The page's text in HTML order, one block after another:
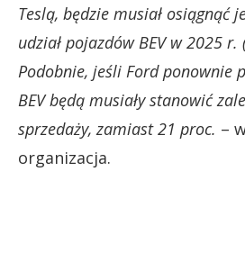
Teslą, będzie musiał osiągnąć
udział pojazdów BEV w 2025 r.
Podobnie, jeśli Ford ponownie
BEV będą musiały stanowić
sprzedaży, zamiast 21 proc. –
organizacja.